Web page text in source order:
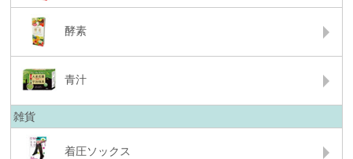
酵素
青汁
雑貨
着圧ソックス